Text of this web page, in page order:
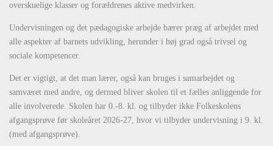
overskuelige klasser og forældrenes aktive medvirken.
Undervisningen og det pædagogiske arbejde bærer præg af arbejdet med
alle aspekter af barnets udvikling, herunder i høj grad også trivsel og
sociale kompetencer.
Det er vigtigt, at det man lærer, også kan bruges i samarbejdet og
samværet med andre, og dermed bliver skolen til et fælles anliggende for
alle involverede. Skolen har 0.-8. kl. og tilbyder ikke Folkeskolens
afgangsprøve før skoleåret 2026-27, hvor vi tilbyder undervisning i 9. kl.
(med afgangsprøve).